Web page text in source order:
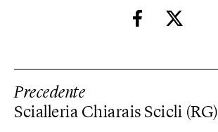
Precedente
Scialleria Chiarais Scicli (RG)